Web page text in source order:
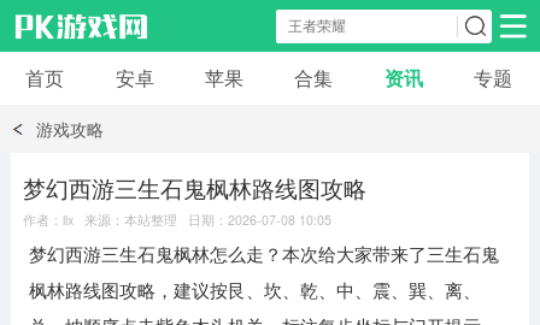
安卓应用 安卓游戏
模拟经营 角色扮演
冒险解谜 赛车游戏 破解游戏
首页 安卓 苹果 合集 资讯 专题
游戏攻略
梦幻西游三生石鬼枫林路线图攻略
作者：llx 来源：本站整理 日期：2026-07-08 10:05
梦幻西游三生石鬼枫林怎么走？本次给大家带来了三生石鬼
枫林路线图攻略，建议按艮、坎、乾、中、震、巽、离、